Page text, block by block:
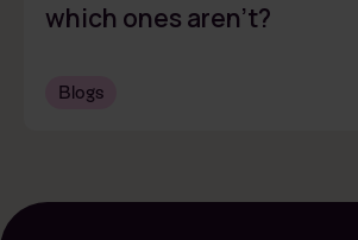
which ones aren’t?
Blogs